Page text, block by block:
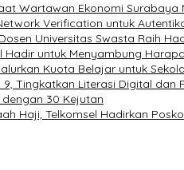
Wartawan Ekonomi
Verification untuk
Universitas Swasta Raih
Hadir untuk Menyambung
Kuota Belajar untuk
9, Tingkatkan Literasi Digital
dengan 30 Kejutan
Haji, Telkomsel Hadirkan